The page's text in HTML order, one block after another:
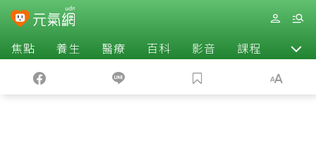
焦點 養生 醫療 百科 影音 課程 退休